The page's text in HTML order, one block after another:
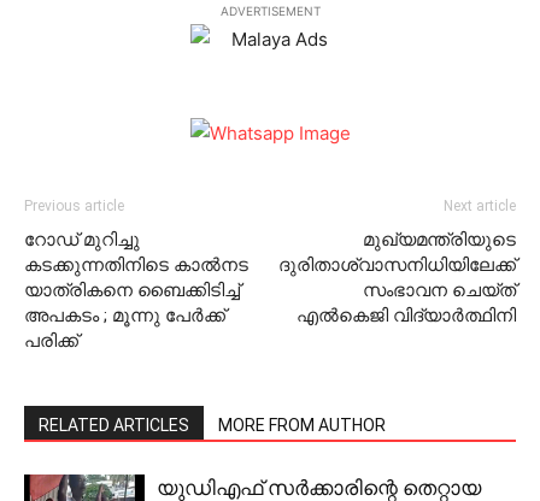
ADVERTISEMENT
Previous article
റോഡ് മുറിച്ചു
കടക്കുന്നതിനിടെ കാല്‍നട
യാത്രികനെ ബൈക്കിടിച്ച്
അപകടം ; മൂന്നു പേര്‍ക്ക്
പരിക്ക്
Next article
മുഖ്യമന്ത്രിയുടെ
ദുരിതാശ്വാസനിധിയിലേക്ക്
സംഭാവന ചെയ്ത്
എല്‍കെജി വിദ്യാര്‍ത്ഥിനി
RELATED ARTICLES MORE FROM AUTHOR
യുഡിഎഫ് സര്‍ക്കാരിന്റെ തെറ്റായ